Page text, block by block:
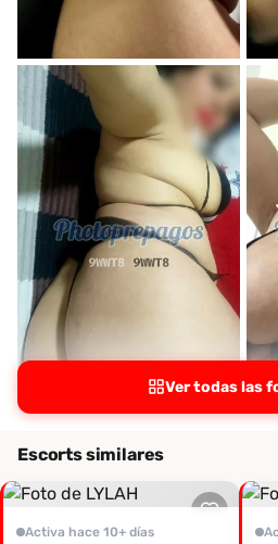
Ver todas las
Escorts similares
Activa hace 10+ días